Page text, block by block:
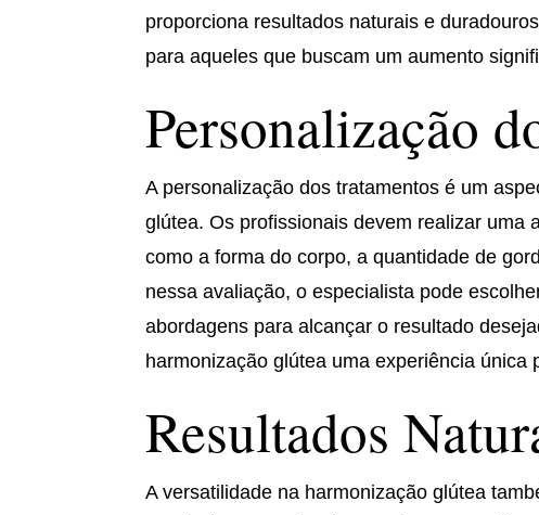
proporciona resultados naturais e
para aqueles que buscam um aumento
Personalização
A personalização dos tratamentos é um
glútea. Os profissionais devem realizar uma
como a forma do corpo, a quantidade de
nessa avaliação, o especialista pode
abordagens para alcançar o resultado
harmonização glútea uma experiência única
Resultados
A versatilidade na harmonização glútea